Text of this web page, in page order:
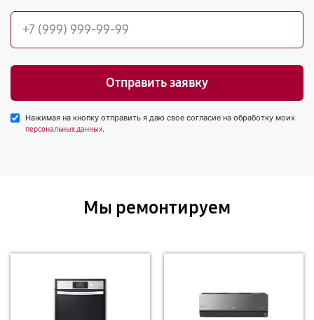
Отправить заявку
Нажимая на кнопку отправить я даю свое согласие на обработку моих
персональных данных.
Мы ремонтируем